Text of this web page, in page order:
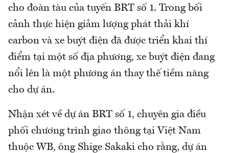
cho đoàn tàu của tuyến BRT số 1. Trong bối
cảnh thực hiện giảm lượng phát thải khí
carbon và xe buýt điện đã được triển khai thí
điểm tại một số địa phương, xe buýt điện đang
nổi lên là một phương án thay thế tiềm năng
cho dự án.
Nhận xét về dự án BRT số 1, chuyên gia điều
phối chương trình giao thông tại Việt Nam
thuộc WB, ông Shige Sakaki cho rằng, dự án